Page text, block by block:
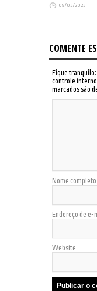
09/03/2023
COMENTE
Fique
controle interno
marcados são
Nome completo
Endereço de e-
Website